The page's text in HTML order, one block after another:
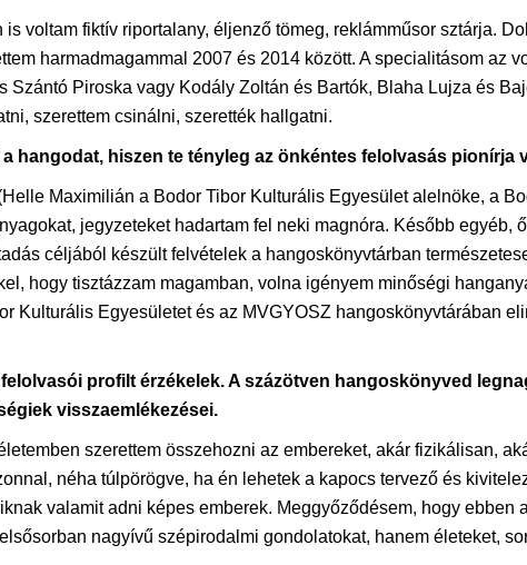
is voltam fiktív riportalany, éljenző tömeg, reklámműsor sztárja.
harmadmagammal 2007 és 2014 között. A specialitásom az
Szántó Piroska vagy Kodály Zoltán és Bartók, Blaha Lujza és
szerettem csinálni, szerették hallgatni.
hangodat, hiszen te tényleg az önkéntes felolvasás pionírja
Maximilián a Bodor Tibor Kulturális Egyesület alelnöke, a
jegyzeteket hadartam fel neki magnóra. Később egyéb,
céljából készült felvételek a hangoskönyvtárban
hogy tisztázzam magamban, volna igényem minőségi
Kulturális Egyesületet és az MVGYOSZ hangoskönyvtárában
profilt érzékelek. A százötven hangoskönyved
visszaemlékezései.
szerettem összehozni az embereket, akár fizikálisan,
néha túlpörögve, ha én lehetek a kapocs tervező és
valamit adni képes emberek. Meggyőződésem, hogy ebben
nagyívű szépirodalmi gondolatokat, hanem életeket,